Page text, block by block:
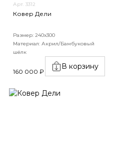
Арт. 3312
Ковер Дели
Размер: 240х300
Материал: Акрил/Бамбуковый
шёлк
160 000 ₽
В корзину